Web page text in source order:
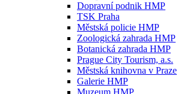
Dopravní podnik HMP
TSK Praha
Městská policie HMP
Zoologická zahrada HMP
Botanická zahrada HMP
Prague City Tourism, a.s.
Městská knihovna v Praze
Galerie HMP
Muzeum HMP